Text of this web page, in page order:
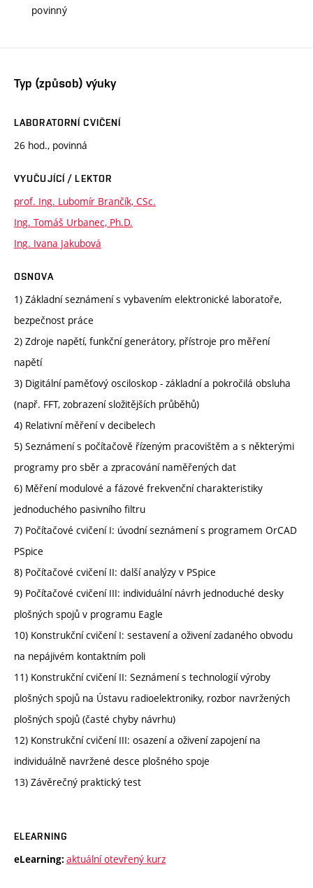
povinný
Typ (způsob) výuky
LABORATORNÍ CVIČENÍ
26 hod., povinná
VYUČUJÍCÍ / LEKTOR
prof. Ing. Lubomír Brančík, CSc.
Ing. Tomáš Urbanec, Ph.D.
Ing. Ivana Jakubová
OSNOVA
1) Základní seznámení s vybavením elektronické laboratoře,
bezpečnost práce
2) Zdroje napětí, funkční generátory, přístroje pro měření
napětí
3) Digitální paměťový osciloskop - základní a pokročilá obsluha
(např. FFT, zobrazení složitějších průběhů)
4) Relativní měření v decibelech
5) Seznámení s počítačově řízeným pracovištěm a s některými
programy pro sběr a zpracování naměřených dat
6) Měření modulové a fázové frekvenční charakteristiky
jednoduchého pasivního filtru
7) Počítačové cvičení I: úvodní seznámení s programem OrCAD
PSpice
8) Počítačové cvičení II: další analýzy v PSpice
9) Počítačové cvičení III: individuální návrh jednoduché desky
plošných spojů v programu Eagle
10) Konstrukční cvičení I: sestavení a oživení zadaného obvodu
na nepájivém kontaktním poli
11) Konstrukční cvičení II: Seznámení s technologií výroby
plošných spojů na Ústavu radioelektroniky, rozbor navržených
plošných spojů (časté chyby návrhu)
12) Konstrukční cvičení III: osazení a oživení zapojení na
individuálně navržené desce plošného spoje
13) Závěrečný praktický test
ELEARNING
eLearning: aktuální otevřený kurz